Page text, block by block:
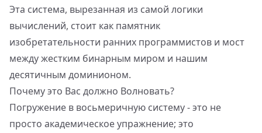
Эта система, вырезанная из самой логики
вычислений, стоит как памятник
изобретательности ранних программистов и мост
между жестким бинарным миром и нашим
десятичным доминионом.
Почему это Вас должно Волновать?
Погружение в восьмеричную систему - это не
просто академическое упражнение; это